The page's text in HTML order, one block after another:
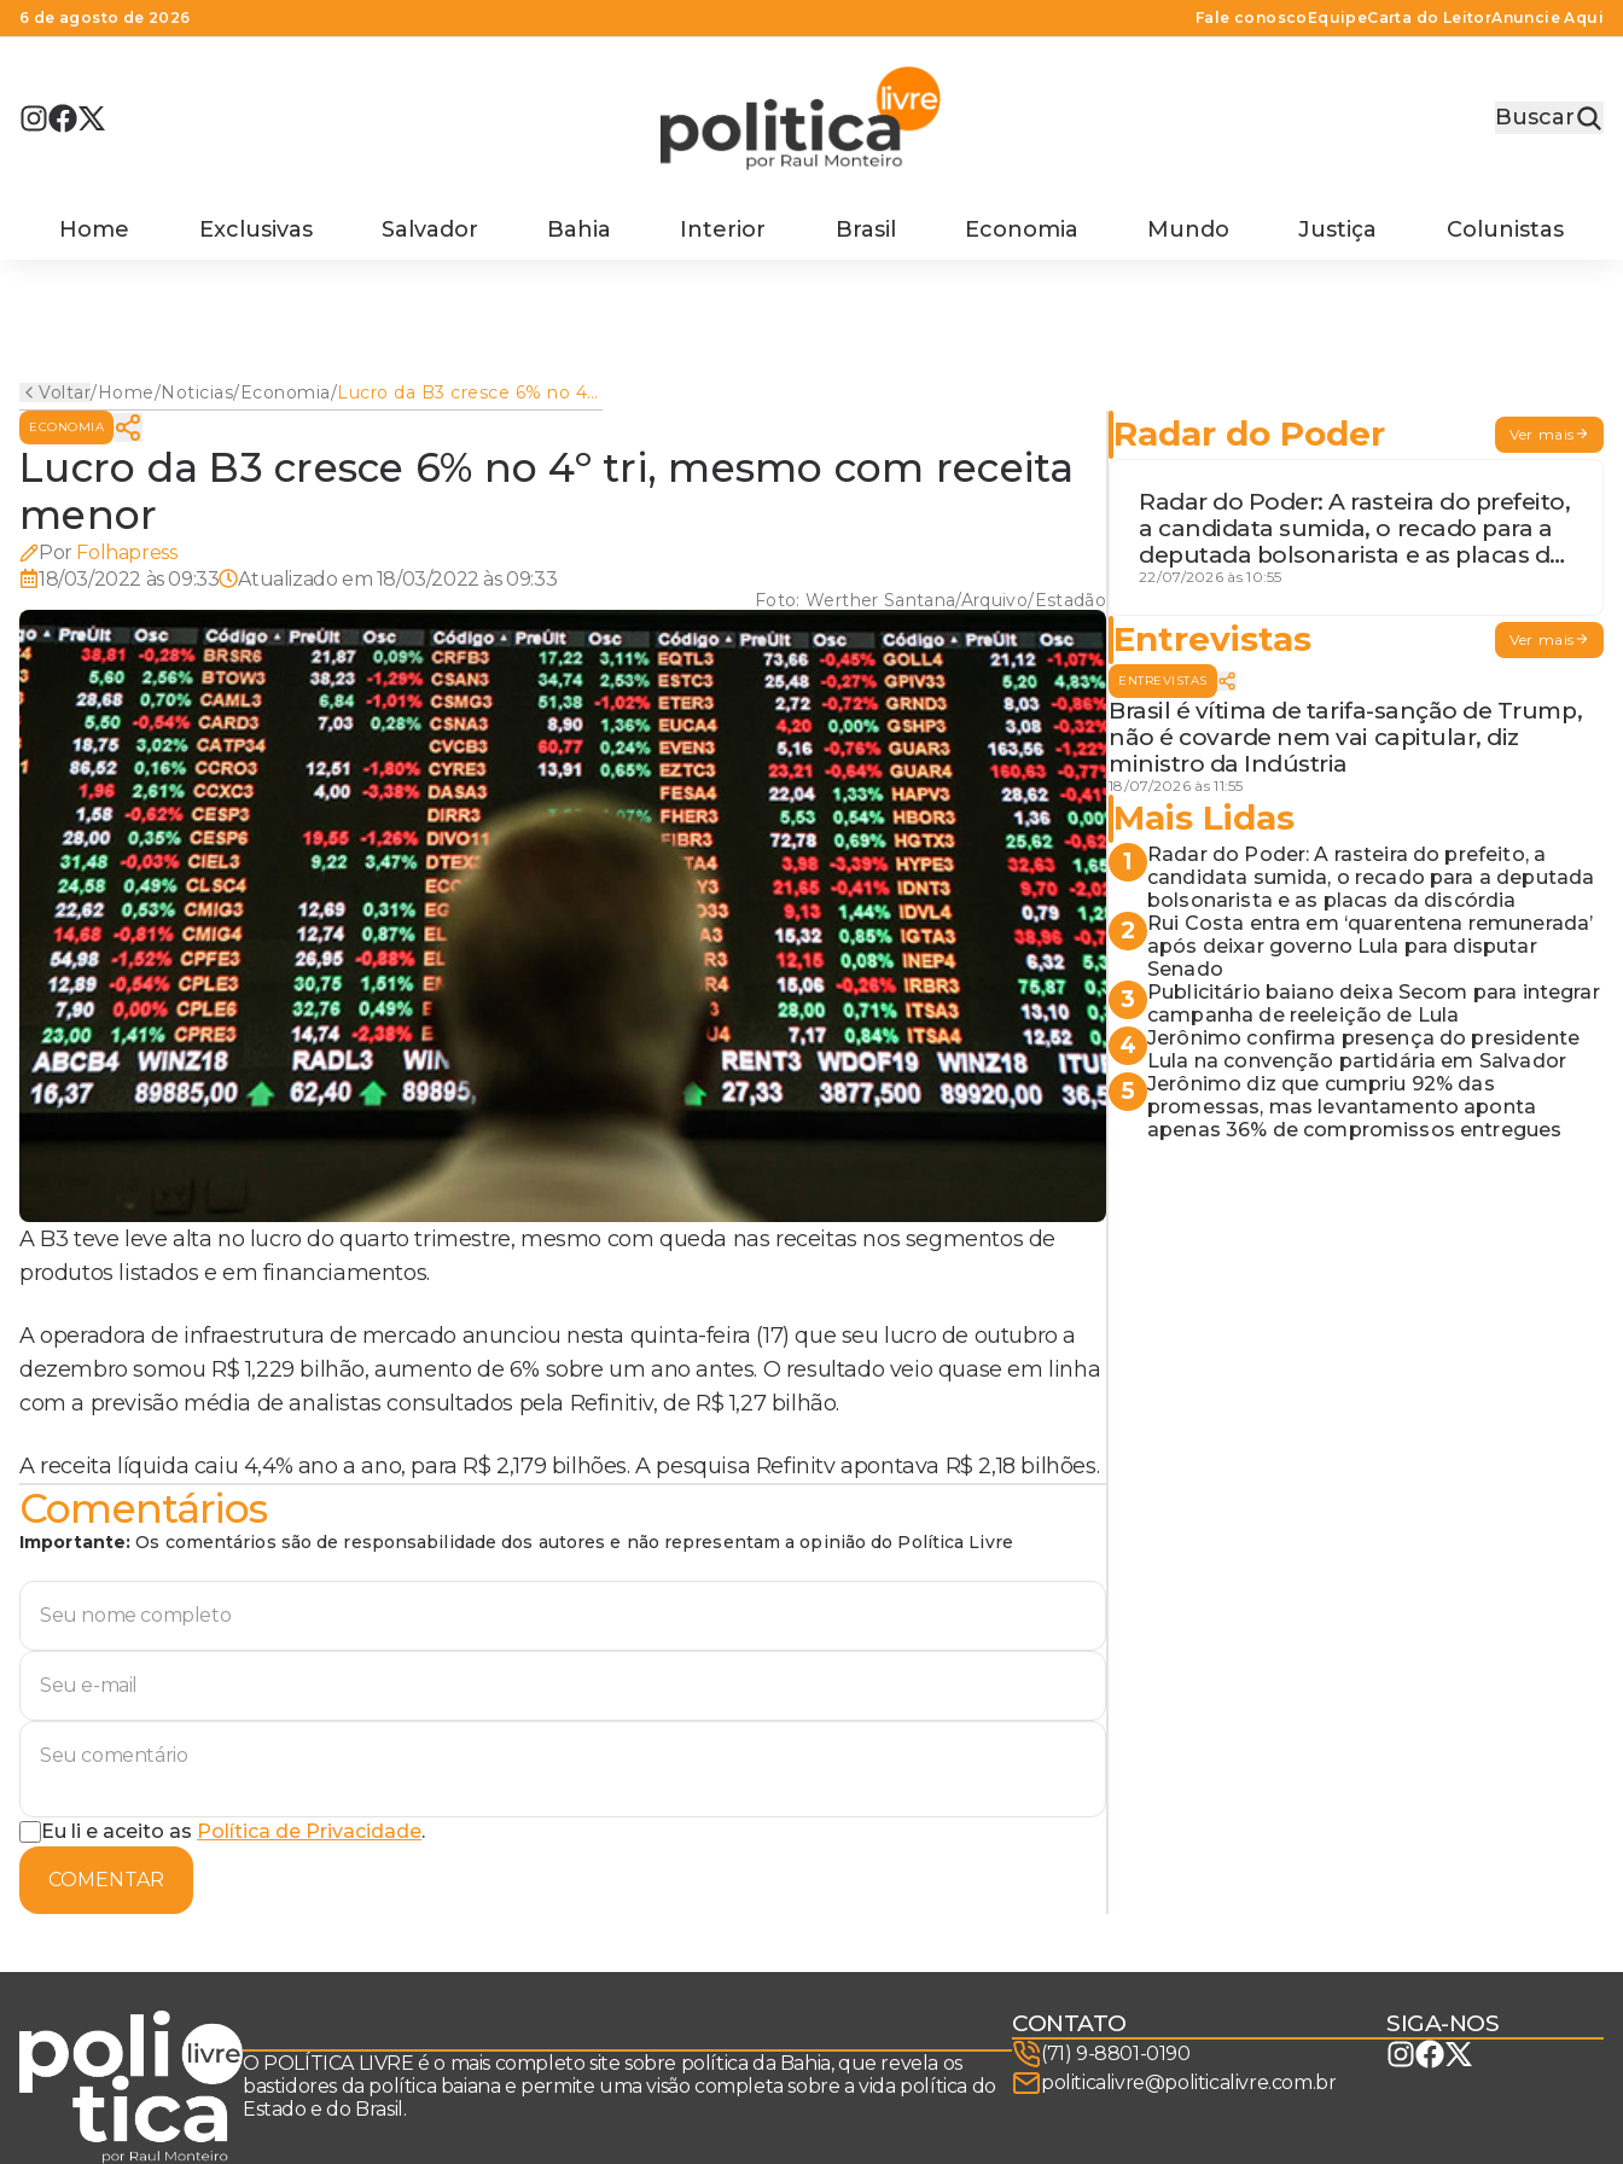
6 de agosto de 2026 Fale conosco EquipeCarta do LeitorAnuncie Aqui
Buscar
Home Exclusivas Salvador Bahia Interior Brasil Economia Mundo Justiça Colunistas
Voltar/Home/Noticias/Economia/Lucro da B3 cresce 6% no 4º
tri, mesmo com receita
ECONOMIA
Lucro da B3 cresce 6% no 4º tri, mesmo com receita
menor
Por Folhapress
18/03/2022 às 09:33
Atualizado em 18/03/2022 às 09:33
Foto:Werther Santana/Arquivo/Estadão
A B3 teve leve alta no lucro do quarto trimestre, mesmo com queda nas receitas nos segmentos de
produtos listados e em financiamentos.
A operadora de infraestrutura de mercado anunciou nesta quinta-feira (17) que seu lucro de outubro a
dezembro somou R$ 1,229 bilhão, aumento de 6% sobre um ano antes. O resultado veio quase em linha
com a previsão média de analistas consultados pela Refinitiv, de R$ 1,27 bilhão.
A receita líquida caiu 4,4% ano a ano, para R$ 2,179 bilhões. A pesquisa Refinitv apontava R$ 2,18 bilhões.
Comentários
Importante: Os comentários são de responsabilidade dos autores e não representam a opinião do Política Livre
Eu li e aceito as Política de Privacidade.
COMENTAR
Radar do Poder Ver mais
Radar do Poder: A rasteira do prefeito,
a candidata sumida, o recado para a
deputada bolsonarista e as placas da
discórdia
22/07/2026 às 10:55
Entrevistas Ver mais
ENTREVISTAS
Brasil é vítima de tarifa-sanção de Trump,
não é covarde nem vai capitular, diz
ministro da Indústria
18/07/2026 às 11:55
Mais Lidas
1
Radar do Poder: A rasteira do prefeito, a
candidata sumida, o recado para a deputada
bolsonarista e as placas da discórdia
2
Rui Costa entra em ‘quarentena remunerada’
após deixar governo Lula para disputar
Senado
3
Publicitário baiano deixa Secom para integrar
campanha de reeleição de Lula
4 Jerônimo confirma presença do presidente
Lula na convenção partidária em Salvador
5 Jerônimo diz que cumpriu 92% das
promessas, mas levantamento aponta
apenas 36% de compromissos entregues
O POLÍTICA LIVRE é o mais completo site sobre política da Bahia, que revela os
bastidores da política baiana e permite uma visão completa sobre a vida política do
Estado e do Brasil.
CONTATO
(71) 9-8801-0190
politicalivre@politicalivre.com.br
SIGA-NOS